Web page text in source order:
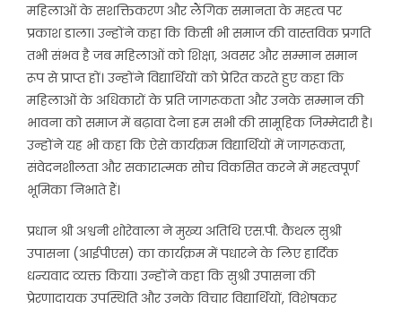
महिलाओं के सशक्तिकरण और लैंगिक समानता के महत्व पर
प्रकाश डाला। उन्होंने कहा कि किसी भी समाज की वास्तविक प्रगति
तभी संभव है जब महिलाओं को शिक्षा, अवसर और सम्मान समान
रूप से प्राप्त हों। उन्होंने विद्यार्थियों को प्रेरित करते हुए कहा कि
महिलाओं के अधिकारों के प्रति जागरूकता और उनके सम्मान की
भावना को समाज में बढ़ावा देना हम सभी की सामूहिक जिम्मेदारी है।
उन्होंने यह भी कहा कि ऐसे कार्यक्रम विद्यार्थियों में जागरूकता,
संवेदनशीलता और सकारात्मक सोच विकसित करने में महत्वपूर्ण
भूमिका निभाते हैं।
प्रधान श्री अश्वनी शोरेवाला ने मुख्य अतिथि एस.पी. कैथल सुश्री
उपासना (आईपीएस) का कार्यक्रम में पधारने के लिए हार्दिक
धन्यवाद व्यक्त किया। उन्होंने कहा कि सुश्री उपासना की
प्रेरणादायक उपस्थिति और उनके विचार विद्यार्थियों, विशेषकर